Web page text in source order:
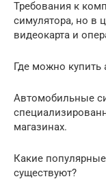
Требования к
симулятора, но в
видеокарта и
Где можно
Автомобильные
магазинах.
Какие
существуют?